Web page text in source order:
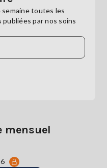
toutes les
par nos soins
mensuel